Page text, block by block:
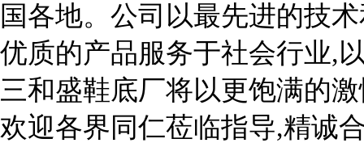
国各地。公司以最先进的技
优质的产品服务于社会行业,
三和盛鞋底厂将以更饱满的
欢迎各界同仁莅临指导,精诚